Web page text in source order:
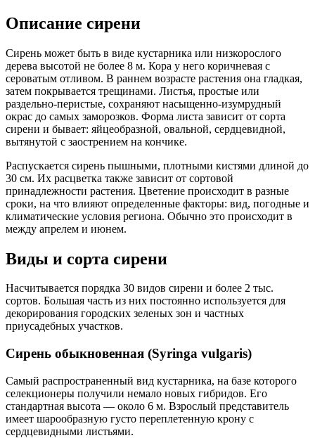
Описание сирени
Сирень может быть в виде кустарника или низкорослого
дерева высотой не более 8 м. Кора у него коричневая с
сероватым отливом. В раннем возрасте растения она гладкая,
затем покрывается трещинами. Листья, простые или
раздельно-перистые, сохраняют насыщенно-изумрудный
окрас до самых заморозков. Форма листа зависит от сорта
сирени и бывает: яйцеобразной, овальной, сердцевидной,
вытянутой с заострением на кончике.
Распускается сирень пышными, плотными кистями длиной до
30 см. Их расцветка также зависит от сортовой
принадлежности растения. Цветение происходит в разные
сроки, на что влияют определенные факторы: вид, погодные и
климатические условия региона. Обычно это происходит в
между апрелем и июнем.
Виды и сорта сирени
Насчитывается порядка 30 видов сирени и более 2 тыс.
сортов. Большая часть из них постоянно используется для
декорирования городских зеленых зон и частных
приусадебных участков.
Сирень обыкновенная (Syringa vulgaris)
Самый распространенный вид кустарника, на базе которого
селекционеры получили немало новых гибридов. Его
стандартная высота — около 6 м. Взрослый представитель
имеет шарообразную густо переплетенную крону с
сердцевидными листьями.